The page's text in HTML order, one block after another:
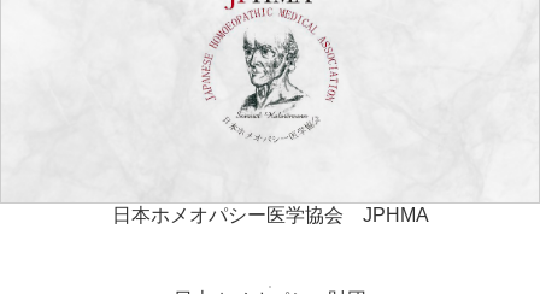
日本ホメオパシー医学協会 JPHMA